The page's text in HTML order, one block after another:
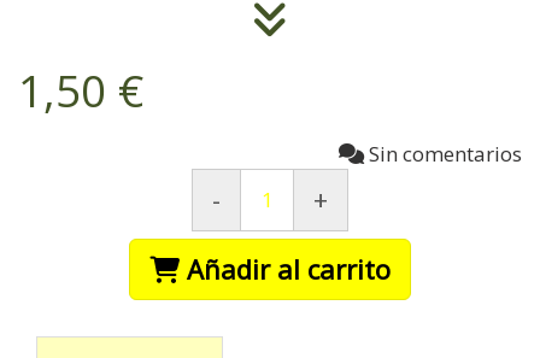
1,50 €
Sin comentarios
-
+
Añadir al carrito